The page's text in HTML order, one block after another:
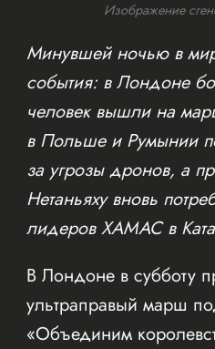
Изображение
Минувшей ночью в
события: в Лондоне
человек вышли на
в Польше и Румынии
за угрозы дронов, а
Нетаньяху вновь
лидеров ХАМАС в
В Лондоне в субботу
ультраправый марш
«Объединим